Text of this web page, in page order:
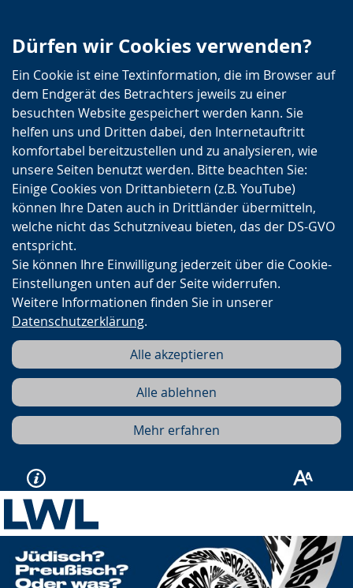
Dürfen wir Cookies verwenden?
Ein Cookie ist eine Textinformation, die im Browser auf
dem Endgerät des Betrachters jeweils zu einer
besuchten Website gespeichert werden kann. Sie
helfen uns und Dritten dabei, den Internetauftritt
komfortabel bereitzustellen und zu analysieren, wie
unsere Seiten benutzt werden. Bitte beachten Sie:
Einige Cookies von Drittanbietern (z.B. YouTube)
können Ihre Daten auch in Drittländer übermitteln,
welche nicht das Schutzniveau bieten, das der DS-GVO
entspricht.
Sie können Ihre Einwilligung jederzeit über die Cookie-
Einstellungen unten auf der Seite widerrufen.
Weitere Informationen finden Sie in unserer
Datenschutzerklärung.
Alle akzeptieren
Alle ablehnen
Mehr erfahren